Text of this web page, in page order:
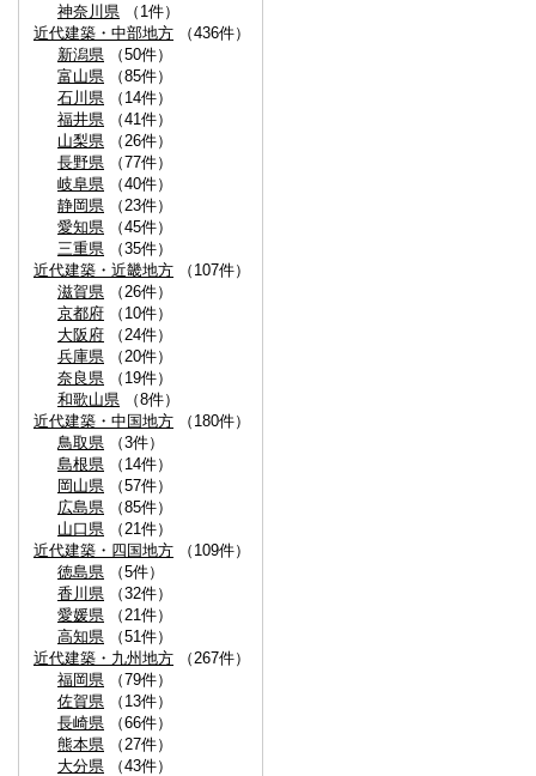
神奈川県 （1件）
近代建築・中部地方 （436件）
新潟県 （50件）
富山県 （85件）
石川県 （14件）
福井県 （41件）
山梨県 （26件）
長野県 （77件）
岐阜県 （40件）
静岡県 （23件）
愛知県 （45件）
三重県 （35件）
近代建築・近畿地方 （107件）
滋賀県 （26件）
京都府 （10件）
大阪府 （24件）
兵庫県 （20件）
奈良県 （19件）
和歌山県 （8件）
近代建築・中国地方 （180件）
鳥取県 （3件）
島根県 （14件）
岡山県 （57件）
広島県 （85件）
山口県 （21件）
近代建築・四国地方 （109件）
徳島県 （5件）
香川県 （32件）
愛媛県 （21件）
高知県 （51件）
近代建築・九州地方 （267件）
福岡県 （79件）
佐賀県 （13件）
長崎県 （66件）
熊本県 （27件）
大分県 （43件）